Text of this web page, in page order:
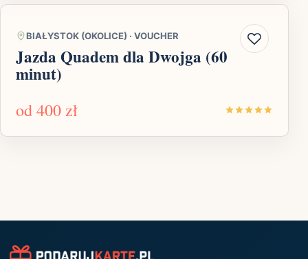
BIAŁYSTOK (OKOLICE) · VOUCHER
Jazda Quadem dla Dwojga (60
minut)
od400 zł